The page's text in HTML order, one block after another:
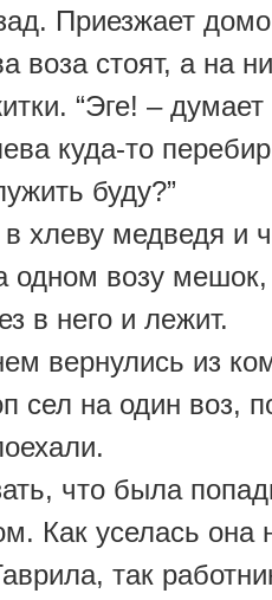
Приезжает
воза стоят, а на
“Эге! –
куда-то
буду?”
хлеву медведя и
одном возу
в него и лежит.
вернулись из
сел на один воз,
что была
Как уселась она
так